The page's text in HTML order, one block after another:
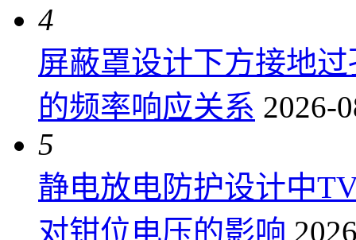
4
屏蔽罩设计下方接地
的频率响应关系 2026-
5
静电放电防护设计中
对钳位电压的影响